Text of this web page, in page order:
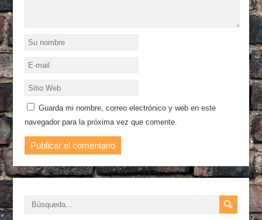
Guarda mi nombre, correo electrónico y web en este
navegador para la próxima vez que comente.